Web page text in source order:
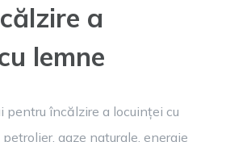
a
lemne
pentru încălzire a locuinței cu
gaze naturale, energie